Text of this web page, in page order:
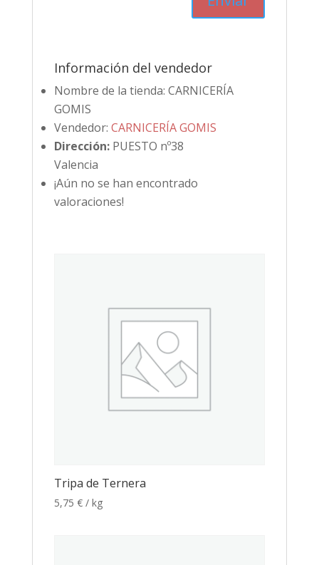
Información del vendedor
Nombre de la tienda: CARNICERÍA
GOMIS
Vendedor: CARNICERÍA GOMIS
Dirección: PUESTO nº38
Valencia
¡Aún no se han encontrado
valoraciones!
Tripa de Ternera
5,75 € / kg